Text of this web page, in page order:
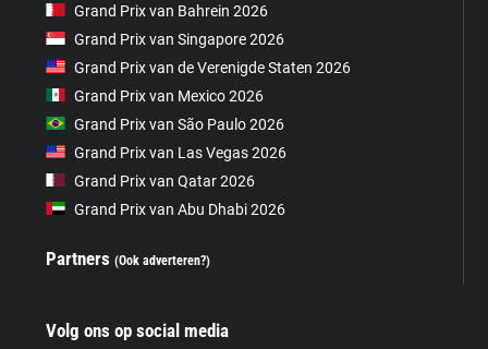
Grand Prix van Bahrein 2026
Grand Prix van Singapore 2026
Grand Prix van de Verenigde Staten 2026
Grand Prix van Mexico 2026
Grand Prix van São Paulo 2026
Grand Prix van Las Vegas 2026
Grand Prix van Qatar 2026
Grand Prix van Abu Dhabi 2026
Partners(Ook adverteren?)
Volg ons op social media